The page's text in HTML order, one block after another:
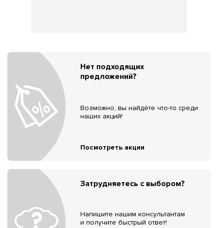
Нет подходящих
предложений?
Возможно, вы найдёте что-то среди
наших акций!
Посмотреть акции
Затрудняетесь с выбором?
Напишите нашим консультантам
и получите быстрый ответ!